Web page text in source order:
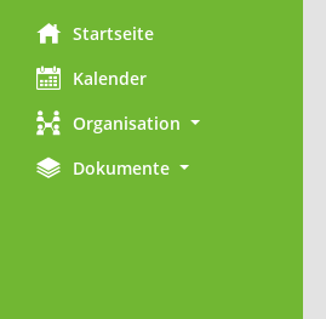
Startseite
Kalender
Organisation
Dokumente